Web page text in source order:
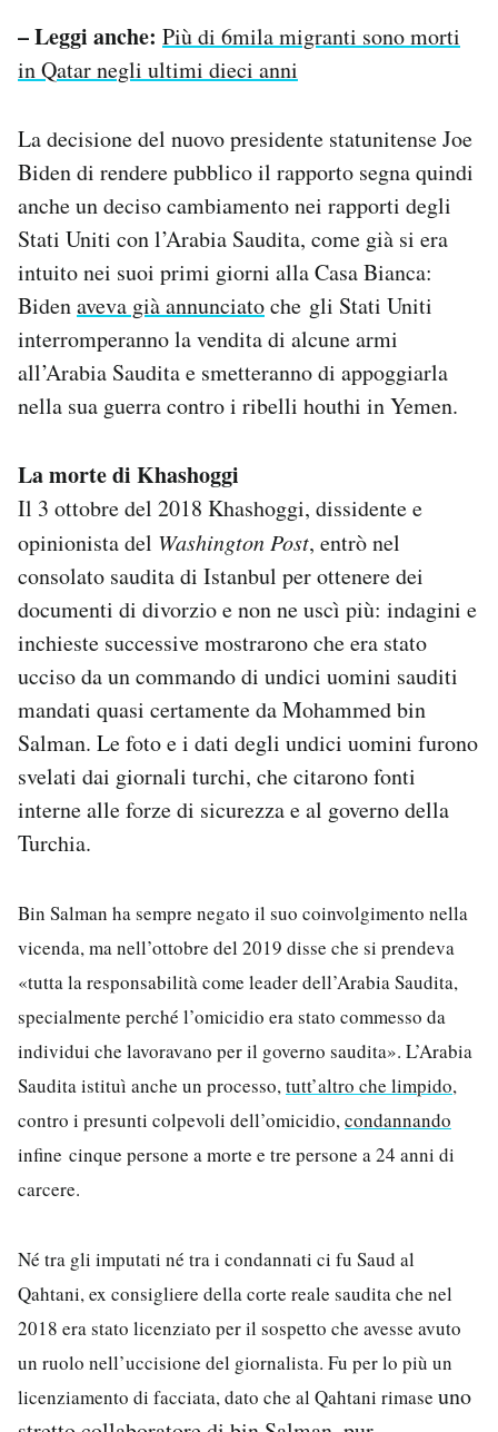
– Leggi anche: Più di 6mila migranti sono morti
in Qatar negli ultimi dieci anni
La decisione del nuovo presidente statunitense Joe
Biden di rendere pubblico il rapporto segna quindi
anche un deciso cambiamento nei rapporti degli
Stati Uniti con l’Arabia Saudita, come già si era
intuito nei suoi primi giorni alla Casa Bianca:
Bidenaveva già annunciatoche gli Stati Uniti
interromperanno la vendita di alcune armi
all’Arabia Saudita e smetteranno di appoggiarla
nella sua guerra contro i ribelli houthi in Yemen.
La morte di Khashoggi
Il 3 ottobre del 2018 Khashoggi, dissidente e
opinionista del Washington Post, entrò nel
consolato saudita di Istanbul per ottenere dei
documenti di divorzio e non ne uscì più: indagini e
inchieste successive mostrarono che era stato
ucciso da un commando di undici uomini sauditi
mandati quasi certamente da Mohammed bin
Salman. Le foto e i dati degli undici uomini furono
svelati dai giornali turchi, che citarono fonti
interne alle forze di sicurezza e al governo della
Turchia.
Bin Salman ha sempre negato il suo coinvolgimento nella
vicenda, ma nell’ottobre del 2019 disse che si prendeva
«tutta la responsabilità come leader dell’Arabia Saudita,
specialmente perché l’omicidio era stato commesso da
individui che lavoravano per il governo saudita». L’Arabia
Saudita istituì anche un processo,tutt’altro che limpido,
contro i presunti colpevoli dell’omicidio,condannando
infine cinque persone a morte e tre persone a 24 anni di
carcere.
Né tra gli imputati né tra i condannati ci fu Saud al
Qahtani, ex consigliere della corte reale saudita che nel
2018 era stato licenziato per il sospetto che avesse avuto
un ruolo nell’uccisione del giornalista. Fu per lo più un
licenziamento di facciata, dato che al Qahtani rimase uno